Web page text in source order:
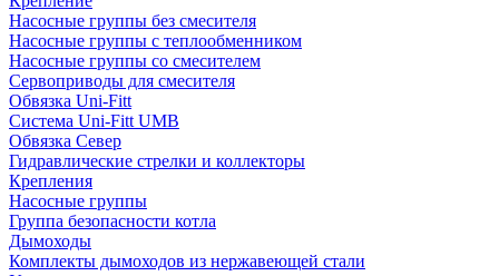
Насосные группы без смесителя
Насосные группы с теплообменником
Насосные группы со смесителем
Сервоприводы для смесителя
Обвязка Uni-Fitt
Система Uni-Fitt UMB
Обвязка Север
Гидравлические стрелки и коллекторы
Крепления
Насосные группы
Группа безопасности котла
Дымоходы
Комплекты дымоходов из нержавеющей стали